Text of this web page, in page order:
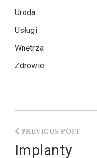
Uroda
Usługi
Wnętrza
Zdrowie
wpisu
Implanty